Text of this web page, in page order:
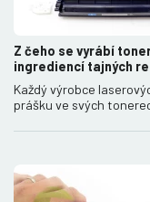
Z čeho se vyrábí
ingrediencí tajných
Každý výrobce
prášku ve svých